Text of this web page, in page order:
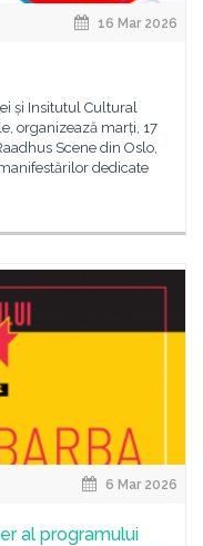
16 Mar 2026
și Insitutul Cultural
organizează marți, 17
Scene din Oslo,
dedicate
6 Mar 2026
al programului